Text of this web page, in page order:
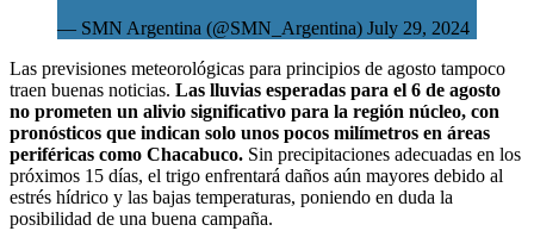
— SMN Argentina (@SMN_Argentina) July 29, 2024
Las previsiones meteorológicas para principios de agosto tampoco
traen buenas noticias. Las lluvias esperadas para el 6 de agosto
no prometen un alivio significativo para la región núcleo, con
pronósticos que indican solo unos pocos milímetros en áreas
periféricas como Chacabuco. Sin precipitaciones adecuadas en los
próximos 15 días, el trigo enfrentará daños aún mayores debido al
estrés hídrico y las bajas temperaturas, poniendo en duda la
posibilidad de una buena campaña.